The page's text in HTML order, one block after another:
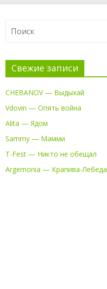
Свежие записи
CHEBANOV — Выдыхай
Vdovin — Опять война
Alita — Ядом
Sammy — Мамми
T-Fest — Никто не обещал
Argemonia — Крапива-Лебеда